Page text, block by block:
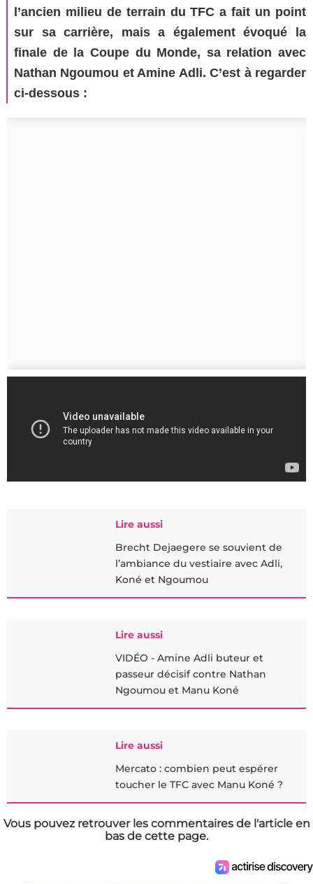
l’ancien milieu de terrain du TFC a fait un point
sur sa carrière, mais a également évoqué la
finale de la Coupe du Monde, sa relation avec
Nathan Ngoumou et Amine Adli. C’est à regarder
ci-dessous :
Lire aussi
Brecht Dejaegere se souvient de
l’ambiance du vestiaire avec Adli,
Koné et Ngoumou
Lire aussi
VIDÉO - Amine Adli buteur et
passeur décisif contre Nathan
Ngoumou et Manu Koné
Lire aussi
Mercato : combien peut espérer
toucher le TFC avec Manu Koné ?
Vous pouvez retrouver les commentaires de l'article en
bas de cette page.